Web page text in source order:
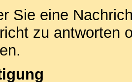
Sie eine
zu antworten